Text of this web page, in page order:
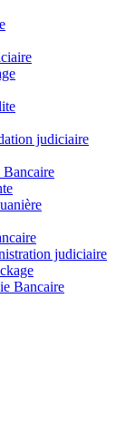
judiciaire
Bancaire
judiciaire
Bancaire